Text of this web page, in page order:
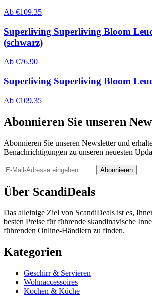
Ab €109.35
Superliving Superliving Bloom
(schwarz)
Ab €76.90
Superliving Superliving Bloom
Ab €109.35
Abonnieren Sie unseren
Abonnieren Sie unseren Newsletter und
Benachrichtigungen zu unseren neuesten
Abonnieren
Über ScandiDeals
Das alleinige Ziel von ScandiDeals ist es,
besten Preise für führende skandinavische
führenden Online-Händlern zu finden.
Kategorien
Geschirr & Servieren
Wohnaccessoires
Kochen & Küche